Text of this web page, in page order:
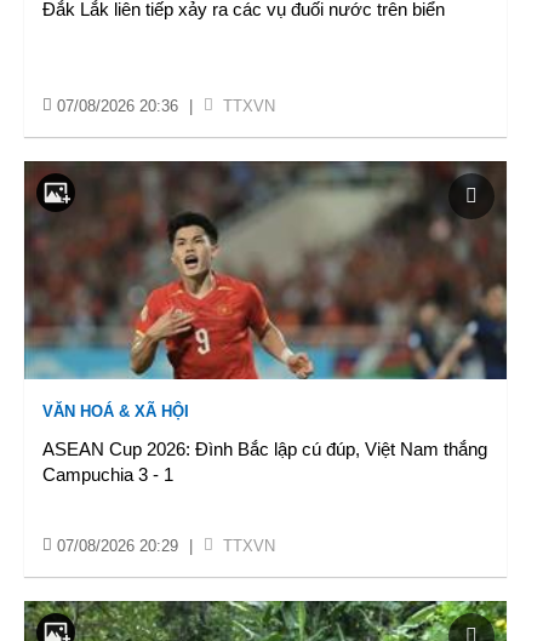
Đắk Lắk liên tiếp xảy ra các vụ đuối nước trên biển
07/08/2026 20:36 TTXVN
VĂN HOÁ & XÃ HỘI
ASEAN Cup 2026: Đình Bắc lập cú đúp, Việt Nam thắng
Campuchia 3 - 1
07/08/2026 20:29 TTXVN